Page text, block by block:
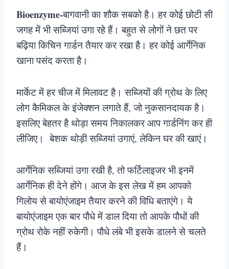
Bioenzyme-बागवानी का शौक सबको है। हर कोई छोटी सी
जगह में भी सब्जियां उगा रहे हैं। बहुत से लोगों ने छत पर
बढ़िया किचिन गार्डन तैयार कर रखा है। हर कोई आर्गेनिक
खाना पसंद करता है।
मार्केट में हर चीज में मिलावट है। सब्जियों की ग्रोथ के लिए
लोग कैमिकल के इंजेक्शन लगाते हैं, जो नुकसानदायक है।
इसलिए बेहतर है थोड़ा समय निकालकर आप गार्डनिंग कर ही
लीजिए।बेशक थोड़ी सब्जियां उगाएं, लेकिन घर की खाएं।
आर्गेनिक सब्जियां उगा रखी है, तो फर्टिलाइजर भी इनमें
आर्गेनिक ही देने होंगे। आज के इस लेख में हम आपको
गिलोय से बायोएंजाइम तैयार करने की विधि बताएंगे। ये
बायोएंजाइम एक बार पौधे में डाल दिया तो आपके पौधों की
ग्रोथ रोके नहीं रुकेगी। पौधे लंबे भी इसके डालने से चलते
हैं।